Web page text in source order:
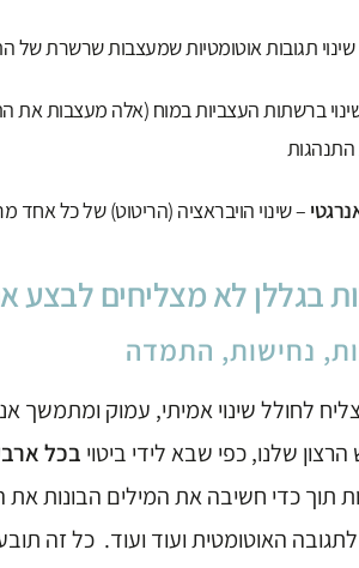
תגובות אוטומטיות שמעצבות שרשרת של
ברשתות העצביות במוח (אלה מעצבות את
התנהגות
– שינוי הויבראציה (הריטוט) של כל אחד
בגללן לא מצליחים לבצע
נחישות, התמדה
לחולל שינוי אמיתי, עמוק ומתמשך
שלנו, כפי שבא לידי ביטוי בכל
תוך כדי חשיבה את המילים הבונות
האוטומטית ועוד ועוד. כל זה